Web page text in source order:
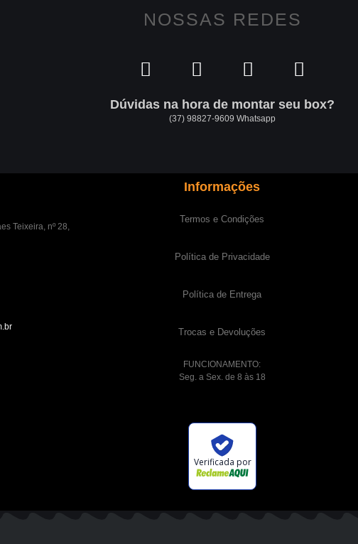
NOSSAS REDES
Dúvidas na hora de montar seu box?
(37) 98827-9609 Whatsapp
Teixeira, nº 28,
Informações
Termos e Condições
Política de Privacidade
Política de Entrega
Trocas e Devoluções
FUNCIONAMENTO:
Seg. a Sex. de 8 às 18
Verificada por